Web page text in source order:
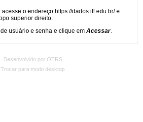
Desenvolvido por OTRS
Trocar para modo desktop